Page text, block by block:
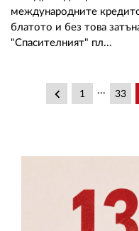
международните
блатото и без това
"Спасителният" пл...
keyboard_arrow_left 1 ... 33